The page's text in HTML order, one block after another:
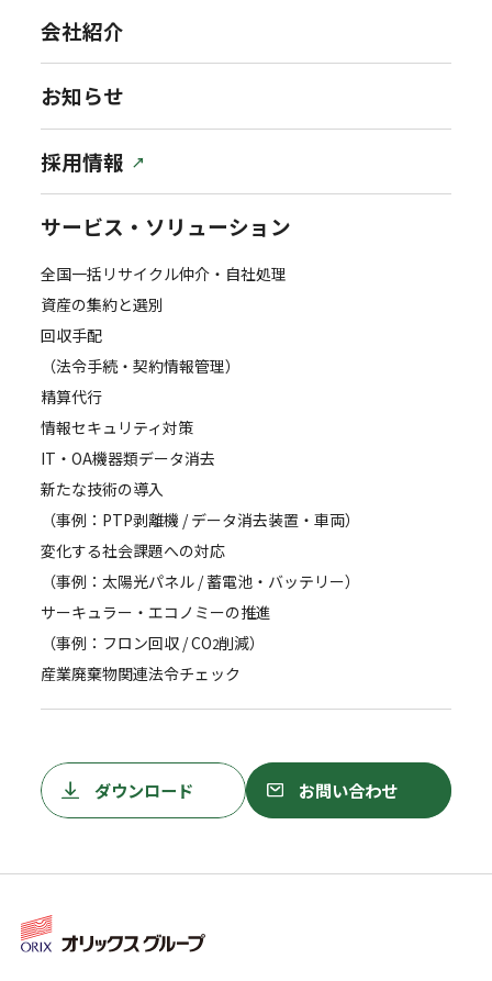
会社紹介
お知らせ
採用情報
サービス・ソリューション
全国一括リサイクル仲介・自社処理
資産の集約と選別
回収手配
（法令手続・契約情報管理）
精算代行
情報セキュリティ対策
IT・OA機器類データ消去
新たな技術の導入
（事例：PTP剥離機 / データ消去装置・車両）
変化する社会課題への対応
（事例：太陽光パネル / 蓄電池・バッテリー）
サーキュラー・エコノミーの推進
（事例：フロン回収 / CO2削減）
産業廃棄物関連法令チェック
ダウンロード
ダウンロード
お問い合わせ